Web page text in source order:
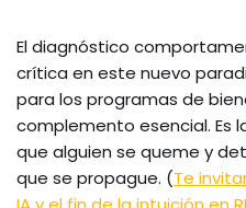
El diagnóstico
crítica en este nuevo
para los programas de
complemento esencial. Es
que alguien se queme y
que se propague. (Te